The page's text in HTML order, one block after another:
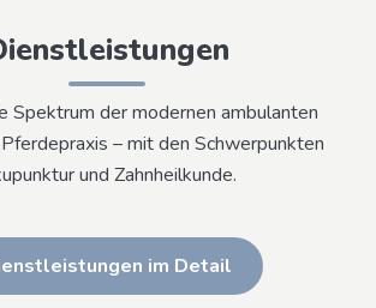
Spektrum der modernen ambulanten
– mit den Schwerpunkten
und Zahnheilkunde.
im Detail